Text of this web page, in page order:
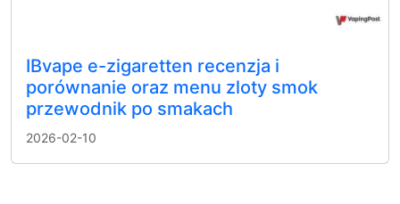
IBvape e-zigaretten recenzja i
porównanie oraz menu zloty smok
przewodnik po smakach
2026-02-10